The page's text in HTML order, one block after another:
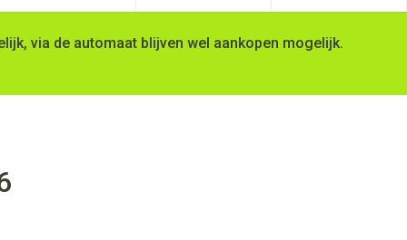
via de automaat blijven wel aankopen mogelijk.